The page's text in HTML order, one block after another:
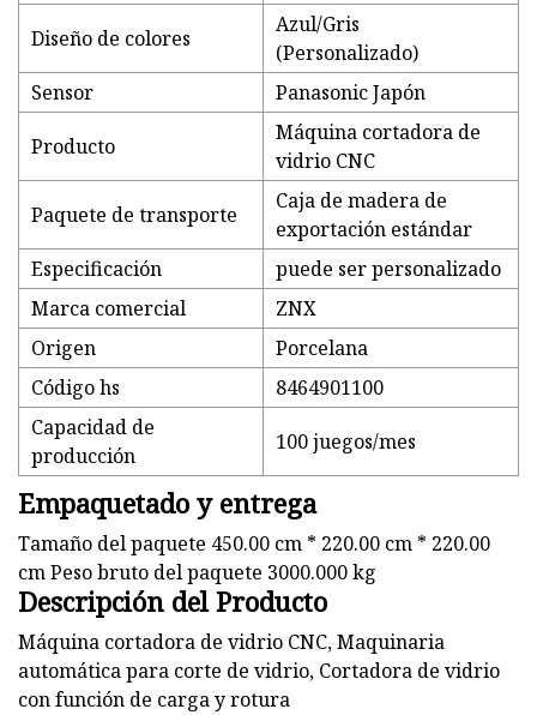
Diseño de colores
Azul/Gris
(Personalizado)
Sensor
Panasonic Japón
Producto
Máquina cortadora de
vidrio CNC
Paquete de transporte
Caja de madera de
exportación estándar
Especificación
puede ser personalizado
Marca comercial
ZNX
Origen
Porcelana
Código hs
8464901100
Capacidad de
producción
100 juegos/mes
Empaquetado y entrega
Tamaño del paquete 450.00 cm * 220.00 cm * 220.00
cm Peso bruto del paquete 3000.000 kg
Descripción del Producto
Máquina cortadora de vidrio CNC, Maquinaria
automática para corte de vidrio, Cortadora de vidrio
con función de carga y rotura